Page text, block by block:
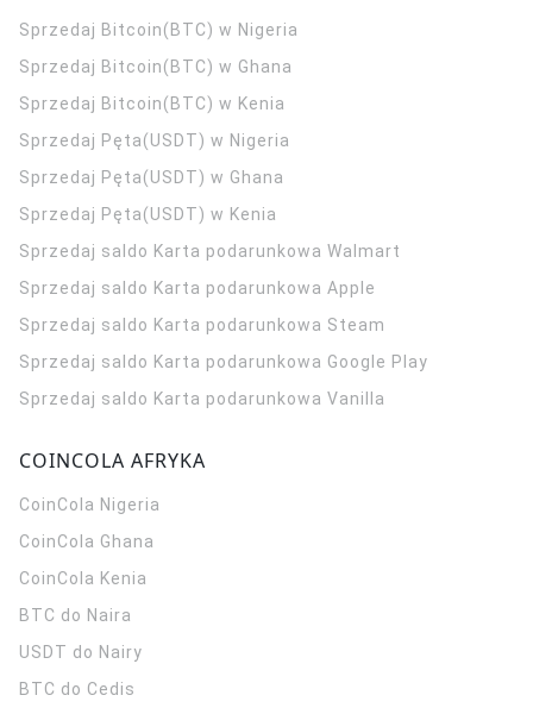
Sprzedaj Bitcoin(BTC) w Nigeria
Sprzedaj Bitcoin(BTC) w Ghana
Sprzedaj Bitcoin(BTC) w Kenia
Sprzedaj Pęta(USDT) w Nigeria
Sprzedaj Pęta(USDT) w Ghana
Sprzedaj Pęta(USDT) w Kenia
Sprzedaj saldo Karta podarunkowa Walmart
Sprzedaj saldo Karta podarunkowa Apple
Sprzedaj saldo Karta podarunkowa Steam
Sprzedaj saldo Karta podarunkowa Google Play
Sprzedaj saldo Karta podarunkowa Vanilla
COINCOLA AFRYKA
CoinCola Nigeria
CoinCola Ghana
CoinCola Kenia
BTC do Naira
USDT do Nairy
BTC do Cedis